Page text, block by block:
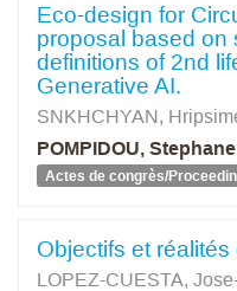
Eco-design for
proposal based on
definitions of 2nd
Generative AI.
SNKHCHYAN,
POMPIDOU, Stephane
Actes de congrès/
Objectifs et réalités
LOPEZ-CUESTA,